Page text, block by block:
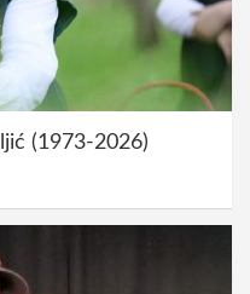
(1973-2026)